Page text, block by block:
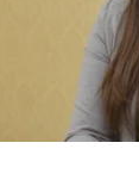
sản xuất
điện “thế